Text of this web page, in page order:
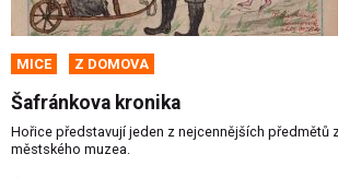
MICE Z DOMOVA
Šafránkova kronika
Hořice představují jeden z nejcennějších předmětů
městského muzea.